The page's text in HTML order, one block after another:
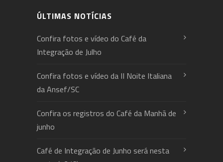
ÚLTIMAS NOTÍCIAS
Confira fotos e vídeo do Café da
Integração de Julho
Confira fotos e vídeo da II Noite Italiana
da Ansef/SC
Confira os registros do Café da Manhã de
junho
Café de Integração de Junho será nesta